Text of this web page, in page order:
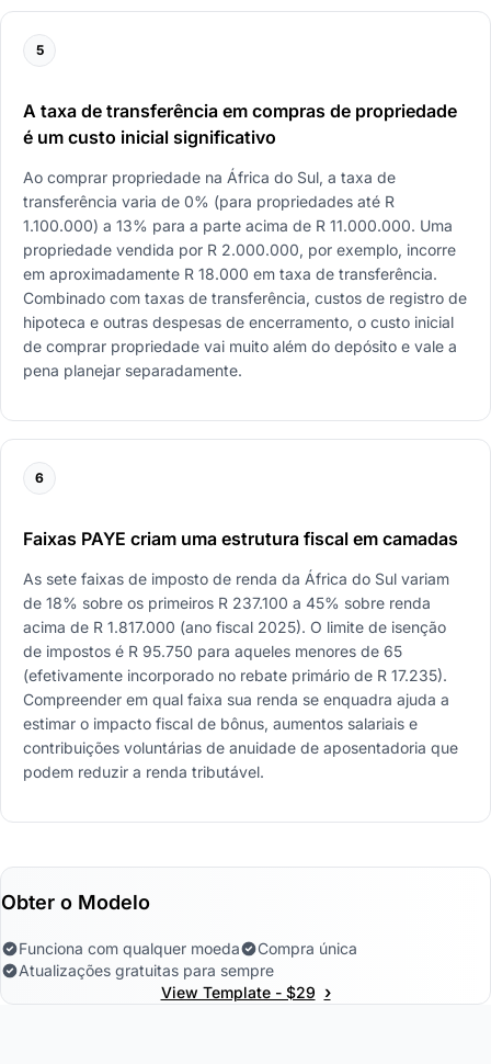
5
A taxa de transferência em compras de propriedade
é um custo inicial significativo
Ao comprar propriedade na África do Sul, a taxa de
transferência varia de 0% (para propriedades até R
1.100.000) a 13% para a parte acima de R 11.000.000. Uma
propriedade vendida por R 2.000.000, por exemplo, incorre
em aproximadamente R 18.000 em taxa de transferência.
Combinado com taxas de transferência, custos de registro de
hipoteca e outras despesas de encerramento, o custo inicial
de comprar propriedade vai muito além do depósito e vale a
pena planejar separadamente.
6
Faixas PAYE criam uma estrutura fiscal em camadas
As sete faixas de imposto de renda da África do Sul variam
de 18% sobre os primeiros R 237.100 a 45% sobre renda
acima de R 1.817.000 (ano fiscal 2025). O limite de isenção
de impostos é R 95.750 para aqueles menores de 65
(efetivamente incorporado no rebate primário de R 17.235).
Compreender em qual faixa sua renda se enquadra ajuda a
estimar o impacto fiscal de bônus, aumentos salariais e
contribuições voluntárias de anuidade de aposentadoria que
podem reduzir a renda tributável.
Obter o Modelo
Funciona com qualquer moeda
Compra única
Atualizações gratuitas para sempre
View Template - $29 ›